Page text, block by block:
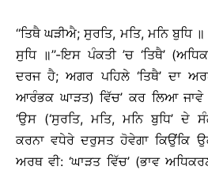
‘‘ਤਿਥੈ ਘੜੀਐ; ਸੁਰਤਿ, ਮਤਿ, ਮਨਿ ਬੁਧਿ
ਸੁਧਿ ॥’’-ਇਸ ਪੰਕਤੀ ’ਚ ‘ਤਿਥੈ’
ਦਰਜ ਹੈ; ਅਗਰ ਪਹਿਲੇ ‘ਤਿਥੈ’ ਦਾ
ਆਰੰਭਕ ਘਾੜਤ) ਵਿੱਚ’ ਕਰ ਲਿਆ ਜਾਵੇ
‘ਉਸ (‘ਸੁਰਤਿ, ਮਤਿ, ਮਨਿ ਬੁਧਿ’ ਦੇ
ਕਰਨਾ ਵਧੇਰੇ ਦਰੁਸਤ ਹੋਵੇਗਾ ਕਿਉਂਕਿ
ਅਰਥ ਵੀ: ‘ਘਾੜਤ ਵਿੱਚ’ (ਭਾਵ